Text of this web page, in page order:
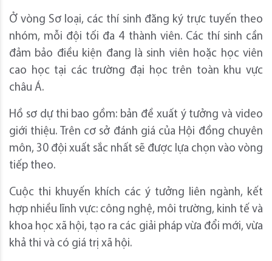
Ở vòng Sơ loại, các thí sinh đăng ký trực tuyến theo
nhóm, mỗi đội tối đa 4 thành viên. Các thí sinh cần
đảm bảo điều kiện đang là sinh viên hoặc học viên
cao học tại các trường đại học trên toàn khu vực
châu Á.
Hồ sơ dự thi bao gồm: bản đề xuất ý tưởng và video
giới thiệu. Trên cơ sở đánh giá của Hội đồng chuyên
môn, 30 đội xuất sắc nhất sẽ được lựa chọn vào vòng
tiếp theo.
Cuộc thi khuyến khích các ý tưởng liên ngành, kết
hợp nhiều lĩnh vực: công nghệ, môi trường, kinh tế và
khoa học xã hội, tạo ra các giải pháp vừa đổi mới, vừa
khả thi và có giá trị xã hội.